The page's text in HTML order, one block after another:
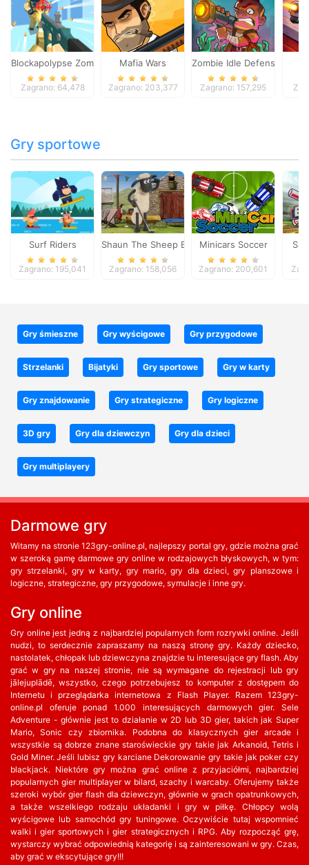
Blockapolypse Zombie Shooter
Zagrano: 64,478
Mafia Wars
Zagrano: 203,377
Zombie Idle Defense
Zagrano: 157,295
Gry sportowe
Surf Riders
Zagrano: 195,041
Shaun The Sheep Baahmy Golf
Zagrano: 158,056
Minicars Soccer
Zagrano: 200,601
Gry śmieszne Gry wyścigowe Gry przygodowe
Strzelanki Bijatyki Gry sportowe Gry w karty
Gry znajdowanie Gry strategiczne Gry logiczne
3D gry Gry dla dziewczyn Gry dla dzieci
Gry multiplayery
Darmowe gry
Witamy na stronie 123gry-online.pl, najlepszy portal gry, gdzie można grać
w szeroką gamę darmowe gry online w rodzajowych błyskowych, w tym:
gry strzelanki, gry w karty, gry mario, gry dla dzieci, gry planszowe i
logiczne, strategiczne, gry przygodowe, symulacje i inne gry.
Gry online
Gry online jest jedną z najbardziej popularnych form rozrywki online. Jeśli
nudzi, to serdecznie zapraszamy na naszą stronę gry. Każdy dziecko,
nastolatek, chłopak lub dziewczyna znajdzie tu interesujące gry flash. Aby
grać w gry na naszej stronie, nie są wymagane do rejestracji lub gry
jālejuplādē, wszystko, czego potrzebujesz to komputer z dostępem do
Internetu i przeglądarka internetowa z Flash Player. Razem 123gry-
online.pl oferuje ponad 1.000 interesujących darmowych gier. Sele
Adventure - głównie jest to działanie w 2D lub 3D gier, takich jak Super
Mario, Sonic czy zbiornika. Podobna do klasycznych gier arcade i
wszystkie są dobrze znane staroświeckie gry takie jak Arkanoid, Tetris i
Gold Miner. Jeśli lubisz gry karciane Dekorowanie gry takie jak poker czy
blackjack. Niektóre gry można grać online z przyjaciółmi, najbardziej
popularnych gier multiplayer w bilard, szachy i warcaby. Oferujemy także
szeroki wybór gier flash dla dziewczyn, głównie w grach opatrunkowych,
a także wszelkiego rodzaju układanki i gry w piłkę. Chłopcy wolą
wyścigowe lub samochód gry tuningowe. Oczywiście tutaj wspomnieć
walki i gier sportowych i gier strategicznych i RPG. Aby rozpocząć grę,
wystarczy wybrać odpowiednią kategorię i są zainteresowani w gry. Czas,
aby grać w ekscytujące gry!!!